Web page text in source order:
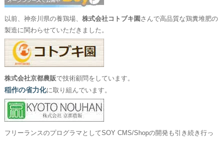
以前、神奈川県の養鶏場、 株式会社コトブキ園 さんで高品質な鶏糞堆肥の
製造に関わらせていただきました。
株式会社京都農販で技術顧問をしています。
稲作の省力化に取り組んでいます。
フリーランスのプログラマとしてSOY CMS/Shopの開発も引き続き行っ